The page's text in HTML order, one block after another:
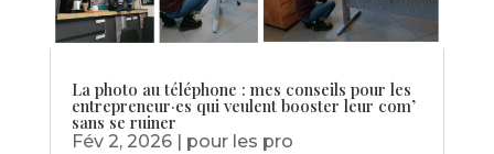
La photo au téléphone : mes conseils pour les
entrepreneur·es qui veulent booster leur com’
sans se ruiner
Fév 2, 2026| pour les pro